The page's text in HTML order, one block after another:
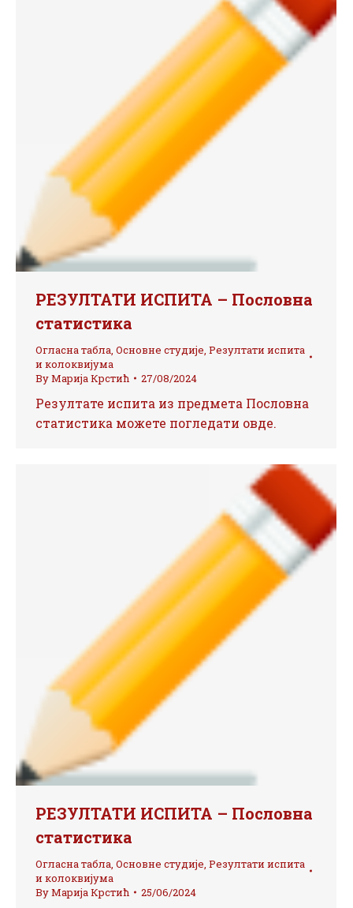
РЕЗУЛТАТИ ИСПИТА – Пословна
статистика
Огласна табла, Основне студије, Резултати испита
и колоквијума
ByМарија Крстић 27/08/2024
Резултате испита из предмета Пословна
статистика можете погледати овде.
РЕЗУЛТАТИ ИСПИТА – Пословна
статистика
Огласна табла, Основне студије, Резултати испита
и колоквијума
ByМарија Крстић 25/06/2024